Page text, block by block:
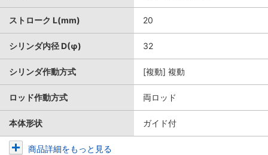
ストローク L(mm) 20
シリンダ内径 D(φ) 32
シリンダ作動方式 [複動] 複動
ロッド作動方式 両ロッド
本体形状 ガイド付
商品詳細をもっと見る